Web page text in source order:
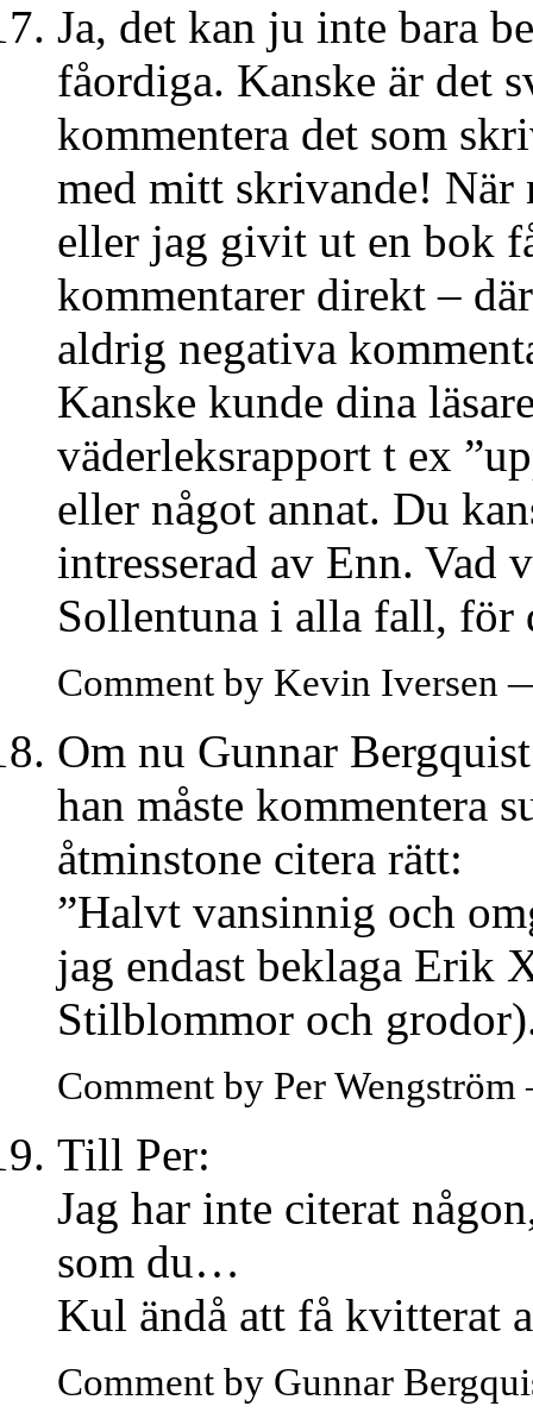
Ja, det kan ju inte bara
fåordiga. Kanske är det
kommentera det som
med mitt skrivande! När
eller jag givit ut en bok
kommentarer direkt –
aldrig negativa
Kanske kunde dina
väderleksrapport t ex
eller något annat. Du
intresserad av Enn.
Sollentuna i alla fall, för
Comment by Kevin Iversen
Om nu Gunnar
han måste kommentera
åtminstone citera rätt:
”Halvt vansinnig och
jag endast beklaga Erik
Stilblommor och
Comment by Per
Till Per:
Jag har inte citerat
som du…
Kul ändå att få kvitterat
Comment by Gunnar